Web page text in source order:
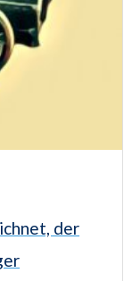
der